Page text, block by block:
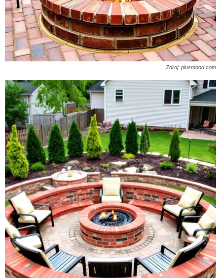
Zdroj: plusmood.com